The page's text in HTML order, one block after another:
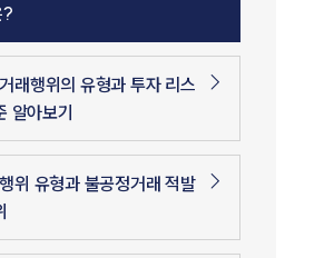
?
래행위의 유형과 투자 리스
알아보기
위 유형과 불공정거래 적발